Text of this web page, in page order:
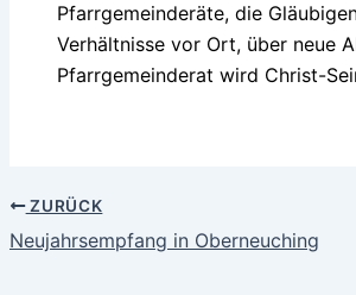
Pfarrgemeinderäte, die
Verhältnisse vor Ort, über neue
Pfarrgemeinderat wird Christ-
ZURÜCK
Neujahrsempfang in Oberneuching